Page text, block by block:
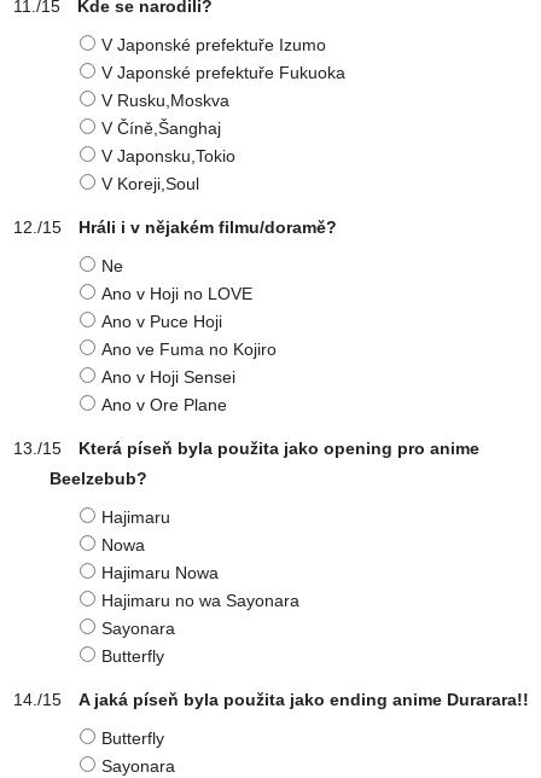
Kde se narodili?
V Japonské prefektuře Izumo
V Japonské prefektuře Fukuoka
V Rusku,Moskva
V Číně,Šanghaj
V Japonsku,Tokio
V Koreji,Soul
Hráli i v nějakém filmu/doramě?
Ne
Ano v Hoji no LOVE
Ano v Puce Hoji
Ano ve Fuma no Kojiro
Ano v Hoji Sensei
Ano v Ore Plane
Která píseň byla použita jako opening pro anime
Beelzebub?
Hajimaru
Nowa
Hajimaru Nowa
Hajimaru no wa Sayonara
Sayonara
Butterfly
A jaká píseň byla použita jako ending anime Durarara!!
Butterfly
Sayonara